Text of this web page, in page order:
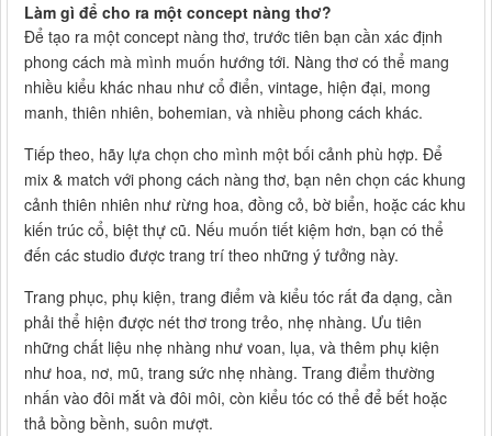
Làm gì để cho ra một concept nàng thơ?
Để tạo ra một concept nàng thơ, trước tiên bạn cần xác định
phong cách mà mình muốn hướng tới. Nàng thơ có thể mang
nhiều kiểu khác nhau như cổ điển, vintage, hiện đại, mong
manh, thiên nhiên, bohemian, và nhiều phong cách khác.
Tiếp theo, hãy lựa chọn cho mình một bối cảnh phù hợp. Để
mix & match với phong cách nàng thơ, bạn nên chọn các khung
cảnh thiên nhiên như rừng hoa, đồng cỏ, bờ biển, hoặc các khu
kiến trúc cổ, biệt thự cũ. Nếu muốn tiết kiệm hơn, bạn có thể
đến các studio được trang trí theo những ý tưởng này.
Trang phục, phụ kiện, trang điểm và kiểu tóc rất đa dạng, cần
phải thể hiện được nét thơ trong trẻo, nhẹ nhàng. Ưu tiên
những chất liệu nhẹ nhàng như voan, lụa, và thêm phụ kiện
như hoa, nơ, mũ, trang sức nhẹ nhàng. Trang điểm thường
nhấn vào đôi mắt và đôi môi, còn kiểu tóc có thể để bết hoặc
thả bồng bềnh, suôn mượt.